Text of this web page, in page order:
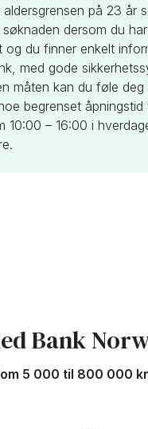
på 23
dersom du
og du finner enkelt
med gode
måten kan du føle
begrenset
10:00 – 16:00 i
Bank
5 000 til 800 000